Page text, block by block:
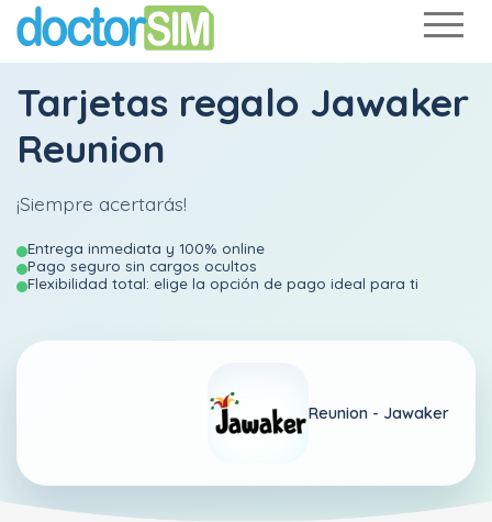
Tarjetas regalo Jawaker
Reunion
¡Siempre acertarás!
Entrega inmediata y 100% online
Pago seguro sin cargos ocultos
Flexibilidad total: elige la opción de pago ideal para ti
Reunion - Jawaker